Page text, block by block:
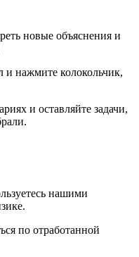
новые объяснения и
и нажмите колокольчик,
и оставляйте задачи,
нашими
по отработанной